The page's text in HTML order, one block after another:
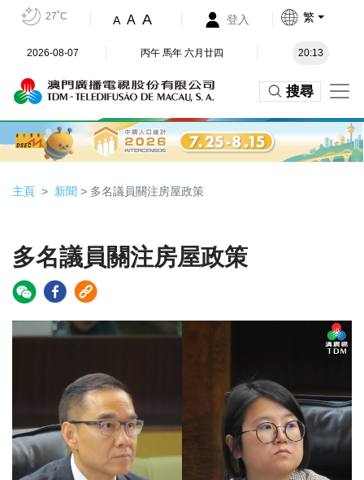
27˚C A A A 登入 繁
2026-08-07 丙午 馬年 六月廿四 20:13
搜尋
主頁 新聞 > 多名議員關注房屋政策
多名議員關注房屋政策